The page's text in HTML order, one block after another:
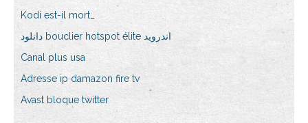
Kodi est-il mort_
دانلود bouclier hotspot élite اندروید
Canal plus usa
Adresse ip damazon fire tv
Avast bloque twitter